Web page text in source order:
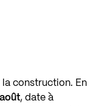
la construction. En
, date à